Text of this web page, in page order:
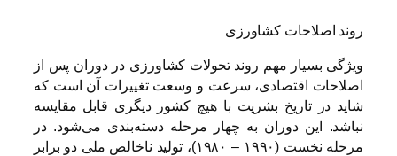
روند اصلاحات کشاورزی
ویژگی بسیار مهم روند تحولات کشاورزی در دوران پس از
اصلاحات اقتصادی، سرعت و وسعت تغییرات آن است که
شاید در تاریخ بشریت با هیچ کشور دیگری قابل مقایسه
نباشد. این دوران به چهار مرحله دسته‌بندی می‌شود. در
مرحله نخست (۱۹۹۰ – ۱۹۸۰)، تولید ناخالص ملی دو برابر